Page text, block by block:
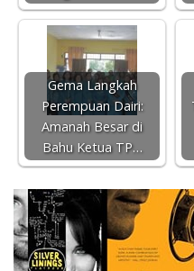
Gema Langkah
Perempuan Dairi:
Amanah Besar di
Bahu Ketua TP…